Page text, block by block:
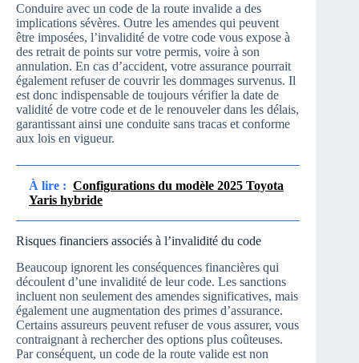
Conduire avec un code de la route invalide a des
implications sévères. Outre les amendes qui peuvent
être imposées, l’invalidité de votre code vous expose à
des retrait de points sur votre permis, voire à son
annulation. En cas d’accident, votre assurance pourrait
également refuser de couvrir les dommages survenus. Il
est donc indispensable de toujours vérifier la date de
validité de votre code et de le renouveler dans les délais,
garantissant ainsi une conduite sans tracas et conforme
aux lois en vigueur.
À lire : Configurations du modèle 2025 Toyota
Yaris hybride
Risques financiers associés à l’invalidité du code
Beaucoup ignorent les conséquences financières qui
découlent d’une invalidité de leur code. Les sanctions
incluent non seulement des amendes significatives, mais
également une augmentation des primes d’assurance.
Certains assureurs peuvent refuser de vous assurer, vous
contraignant à rechercher des options plus coûteuses.
Par conséquent, un code de la route valide est non